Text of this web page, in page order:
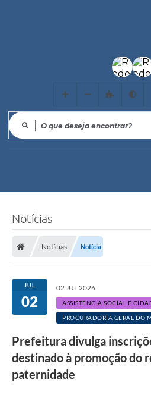
O que deseja encontrar?
Notícias
Notícias Notícia
JUL
02
02 JUL 2026
ASSISTÊNCIA SOCIAL E
PROCURADORIA GERAL DO
Prefeitura divulga
destinado à promoção do
paternidade